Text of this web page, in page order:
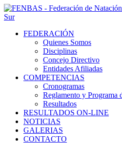
FEDERACIÓN
Quienes Somos
Disciplinas
Concejo Directivo
Entidades Afiliadas
COMPETENCIAS
Cronogramas
Reglamento y Programa
Resultados
RESULTADOS ON-LINE
NOTICIAS
GALERIAS
CONTACTO